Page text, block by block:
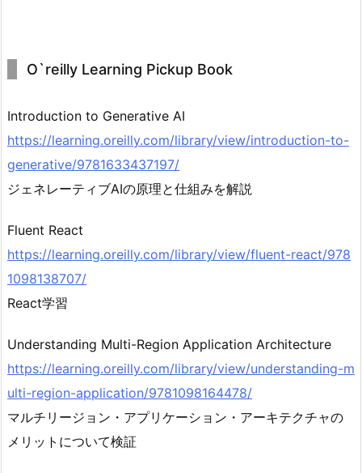
O`reilly Learning Pickup Book
Introduction to Generative AI
https://learning.oreilly.com/library/view/introduction-to-
generative/9781633437197/
ジェネレーティブAIの原理と仕組みを解説
Fluent React
https://learning.oreilly.com/library/view/fluent-react/978
1098138707/
React学習
Understanding Multi-Region Application Architecture
https://learning.oreilly.com/library/view/understanding-m
ulti-region-application/9781098164478/
マルチリージョン・アプリケーション・アーキテクチャの
メリットについて検証